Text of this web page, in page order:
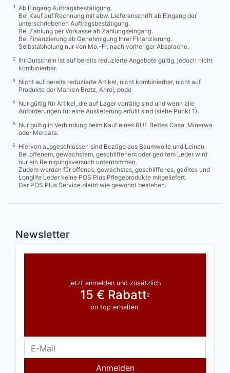
1
Ab Eingang Auftragsbestätigung.
Bei Kauf auf Rechnung mit abw. Lieferanschrift ab Eingang der
unterschriebenen Auftragsbestätigung.
Bei Zahlung per Vorkasse ab Zahlungseingang.
Bei Finanzierung ab Genehmigung Ihrer Finanzierung.
Selbstabholung nur von Mo.-Fr. nach vorheriger Absprache.
2
Ihr Gutschein ist auf bereits reduzierte Angebote gültig, jedoch nicht
kombinierbar.
3
Nicht auf bereits reduzierte Artikel, nicht kombinierbar, nicht auf
Produkte der Marken Bretz, Anrei, pode
4
Nur gültig für Artikel, die auf Lager vorrätig sind und wenn alle
Anforderungen für eine Auslieferung erfüllt sind (siehe Punkt 1).
5
Nur gültig in Verbindung beim Kauf eines RUF Bettes Casa, Minerwa
oder Mercata.
6
Hiervon ausgeschlossen sind Bezüge aus Baumwolle und Leinen.
Bei offenem, gewachstem, geschliffenem oder geöltem Leder wird
nur ein Reinigungsversuch unternommen.
Zudem werden für offenes, gewachstes, geschliffenes, geöltes und
Longlife Leder keine POS Plus Pflegeprodukte mitgeliefert.
Der POS Plus Service bleibt wie gewohnt bestehen.
Newsletter
jetzt anmelden und zusätzlich
15 € Rabatt2
on top erhalten.
Anmelden